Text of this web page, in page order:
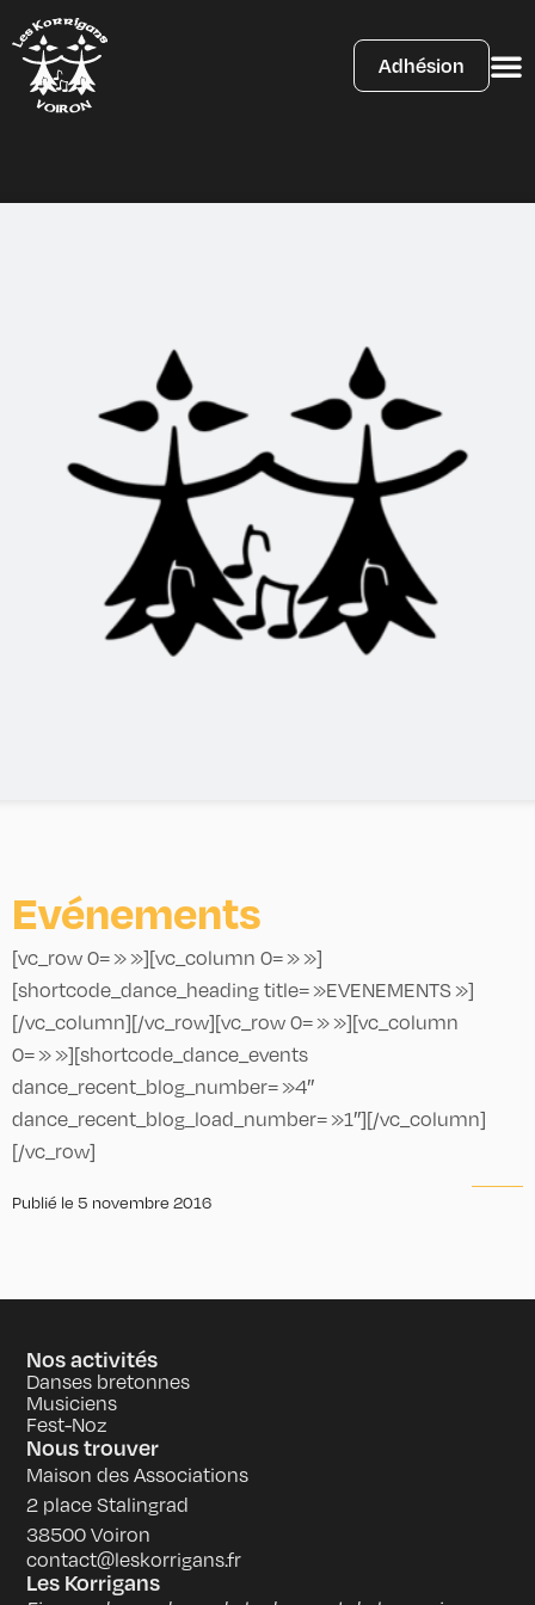
Adhésion
Evénements
[vc_row 0= » »][vc_column 0= » »]
[shortcode_dance_heading title= »EVENEMENTS »]
[/vc_column][/vc_row][vc_row 0= » »][vc_column
0= » »][shortcode_dance_events
dance_recent_blog_number= »4″
dance_recent_blog_load_number= »1″][/vc_column]
[/vc_row]
Publié le 5 novembre 2016
Nos activités
Danses bretonnes
Musiciens
Fest-Noz
Nous trouver
Maison des Associations
2 place Stalingrad
38500 Voiron
contact@leskorrigans.fr
Les Korrigans